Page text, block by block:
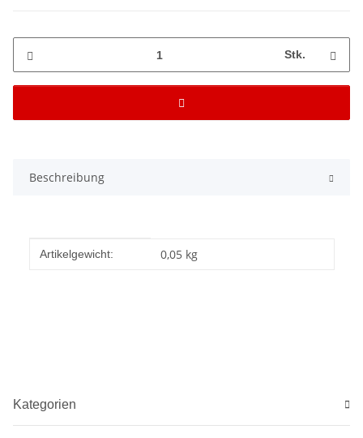
Stk.
Beschreibung
Produkteigenschaft
Wert
Artikelgewicht: 0,05 kg
Kategorien